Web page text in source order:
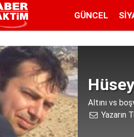
GÜNCEL
Altını vs
Yazarın